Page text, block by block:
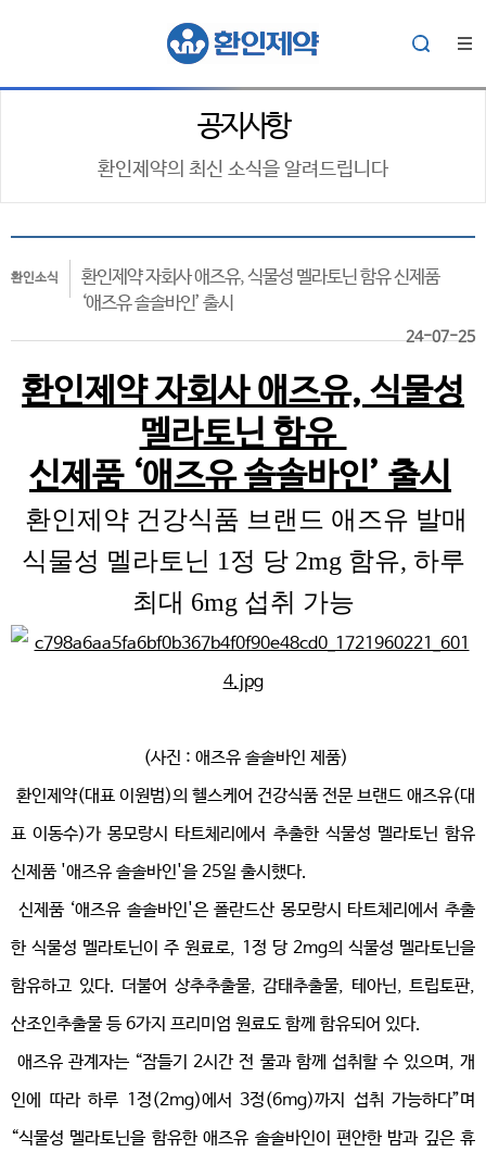
공지사항
환인제약의 최신 소식을 알려드립니다
환인소식
환인제약 자회사 애즈유, 식물성 멜라토닌 함유 신제품
‘애즈유 솔솔바인’ 출시
24-07-25
환인제약 자회사 애즈유, 식물성
멜라토닌 함유
신제품 ‘애즈유 솔솔바인’ 출시
환인제약 건강식품 브랜드 애즈유 발매
식물성 멜라토닌 1정 당 2mg 함유, 하루
최대 6mg 섭취 가능
(사진 : 애즈유 솔솔바인 제품)
환인제약(대표 이원범)의 헬스케어 건강식품 전문 브랜드 애즈유(대
표 이동수)가 몽모랑시 타트체리에서 추출한 식물성 멜라토닌 함유
신제품 '애즈유 솔솔바인'을 25일 출시했다.
신제품 ‘애즈유 솔솔바인'은 폴란드산 몽모랑시 타트체리에서 추출
한 식물성 멜라토닌이 주 원료로, 1정 당 2mg의 식물성 멜라토닌을
함유하고 있다. 더불어 상추추출물, 감태추출물, 테아닌, 트립토판,
산조인추출물 등 6가지 프리미엄 원료도 함께 함유되어 있다.
애즈유 관계자는 “잠들기 2시간 전 물과 함께 섭취할 수 있으며, 개
인에 따라 하루 1정(2mg)에서 3정(6mg)까지 섭취 가능하다”며
“식물성 멜라토닌을 함유한 애즈유 솔솔바인이 편안한 밤과 깊은 휴